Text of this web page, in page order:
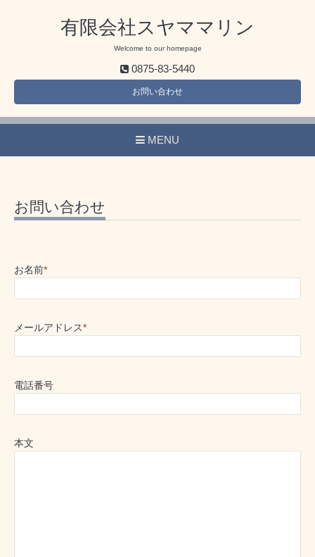
有限会社スヤママリン
Welcome to our homepage
0875-83-5440
お問い合わせ
MENU
お問い合わせ
お名前*
メールアドレス*
電話番号
本文